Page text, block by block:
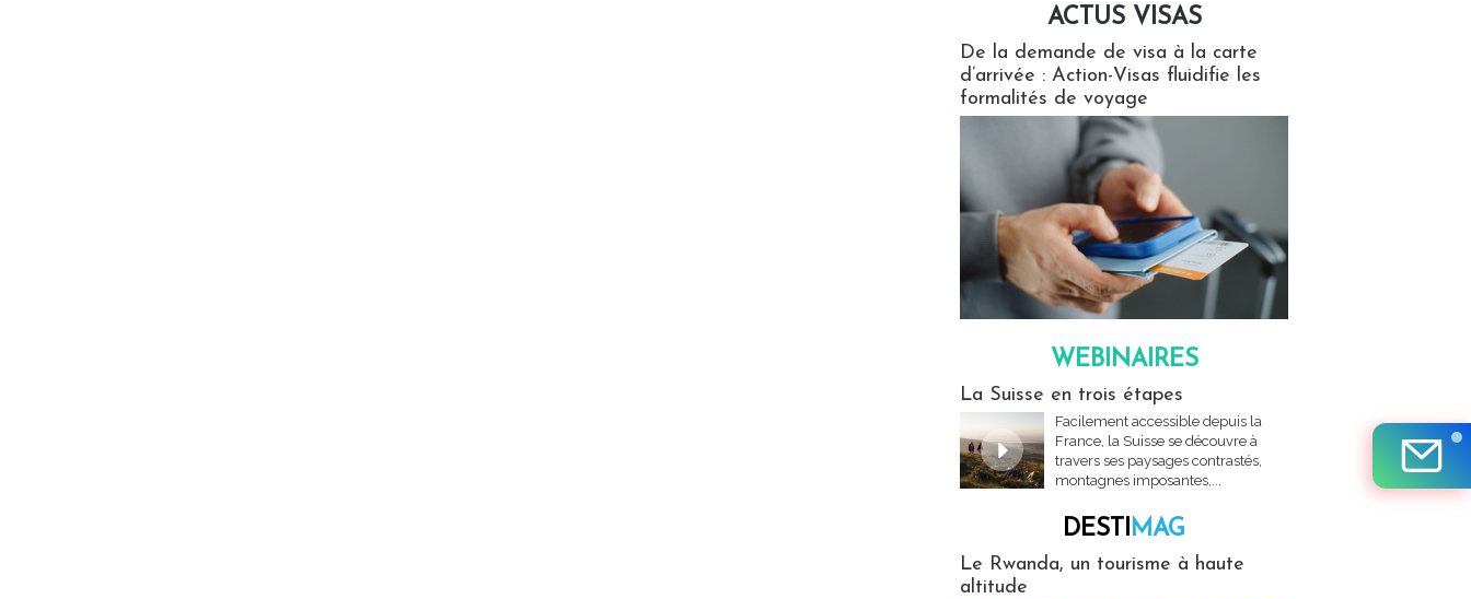
ACTUS VISAS
De la demande de visa à la carte
d’arrivée : Action-Visas fluidifie les
formalités de voyage
WEBINAIRES
La Suisse en trois étapes
Facilement accessible depuis la
France, la Suisse se découvre à
travers ses paysages contrastés,
montagnes imposantes,...
DESTIMAG
Le Rwanda, un tourisme à haute
altitude